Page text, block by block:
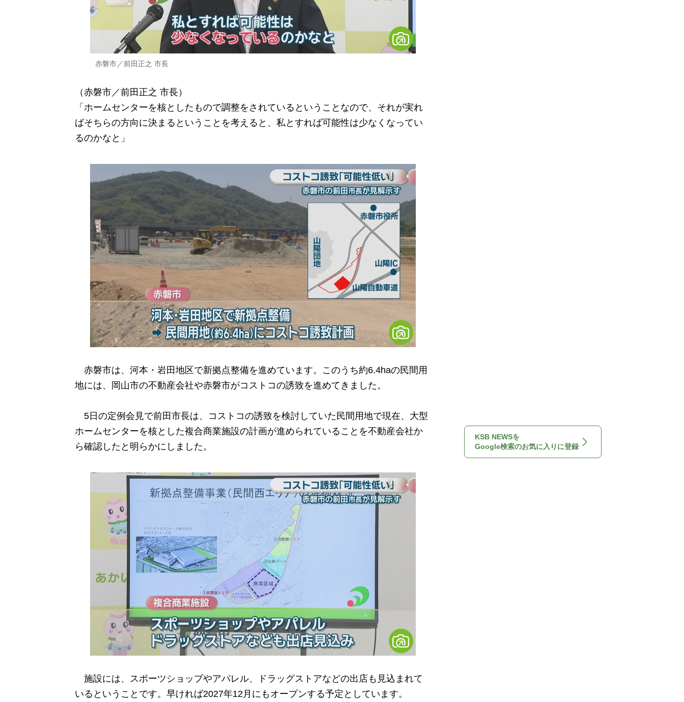
赤磐市／前田正之 市長
（赤磐市／前田正之 市長）
「ホームセンターを核としたもので調整をされているということなので、それが実れ
ばそちらの方向に決まるということを考えると、私とすれば可能性は少なくなってい
るのかなと」
赤磐市は、河本・岩田地区で新拠点整備を進めています。このうち約6.4haの民間用
地には、岡山市の不動産会社や赤磐市がコストコの誘致を進めてきました。
5日の定例会見で前田市長は、コストコの誘致を検討していた民間用地で現在、大型
ホームセンターを核とした複合商業施設の計画が進められていることを不動産会社か
ら確認したと明らかにしました。
施設には、スポーツショップやアパレル、ドラッグストアなどの出店も見込まれて
いるということです。早ければ2027年12月にもオープンする予定としています。
KSB NEWSを
Google検索のお気に入りに登録